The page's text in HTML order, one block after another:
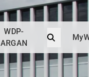
WDP-
ARGAN
Zoek